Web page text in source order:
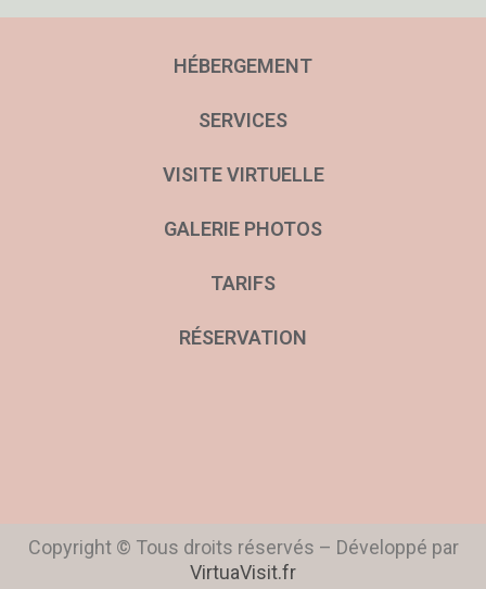
HÉBERGEMENT
SERVICES
VISITE VIRTUELLE
GALERIE PHOTOS
TARIFS
RÉSERVATION
Copyright © Tous droits réservés – Développé par
VirtuaVisit.fr